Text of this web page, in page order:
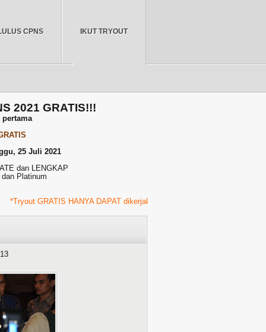
IKUT TRYOUT
CPNS
BERANDA
2021 GRATIS!!!
pertama
25 Juli 2021
dan LENGKAP
Platinum
GRATIS HANYA DAPAT dikerjakan pada hari Minggu, 23 Juli 2021